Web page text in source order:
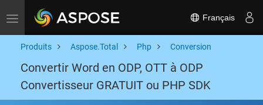
Toggle navigation Français
Produits Aspose.Total Php Conversion
Convertir Word en ODP, OTT à ODP
Convertisseur GRATUIT ou PHP SDK